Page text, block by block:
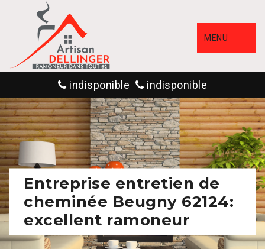
MENU
indisponible indisponible
Entreprise entretien de
cheminée Beugny 62124:
excellent ramoneur